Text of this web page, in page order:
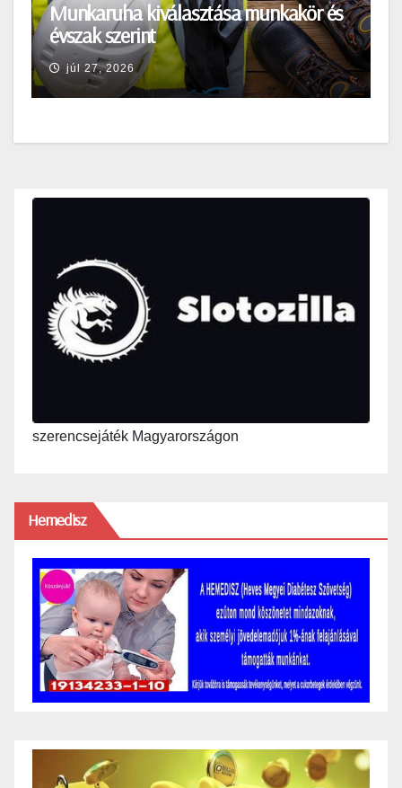
Munkaruha kiválasztása munkakör és
évszak szerint
júl 27, 2026
szerencsejáték Magyarországon
Hemedisz